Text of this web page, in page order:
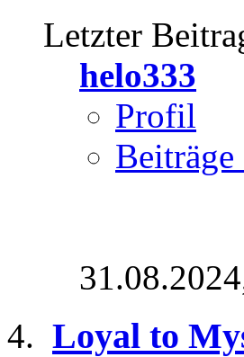
Letzter
helo333
Profil
Beiträge
Loyal to